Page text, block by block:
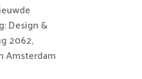
Design &
2062,
Amsterdam